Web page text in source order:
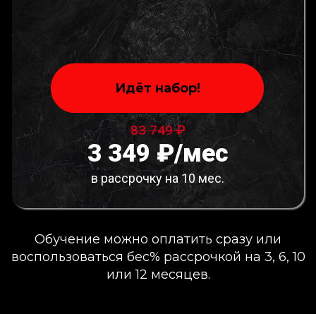
Идёт набор!
83 749 ₽
3 349 ₽/мес
в рассрочку на 10 мес.
Обучение можно оплатить сразу или
воспользоваться бес% рассрочкой на 3, 6, 10
или 12 месяцев.